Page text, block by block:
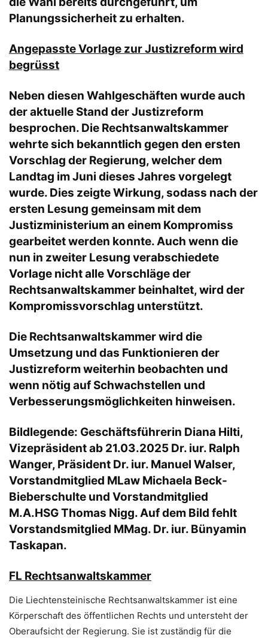
Planungssicherheit zu erhalten.
Angepasste Vorlage zur Justizreform wird
begrüsst
Neben diesen Wahlgeschäften wurde auch
der aktuelle Stand der Justizreform
besprochen. Die Rechtsanwaltskammer
wehrte sich bekanntlich gegen den ersten
Vorschlag der Regierung, welcher dem
Landtag im Juni dieses Jahres vorgelegt
wurde. Dies zeigte Wirkung, sodass nach der
ersten Lesung gemeinsam mit dem
Justizministerium an einem Kompromiss
gearbeitet werden konnte. Auch wenn die
nun in zweiter Lesung verabschiedete
Vorlage nicht alle Vorschläge der
Rechtsanwaltskammer beinhaltet, wird der
Kompromissvorschlag unterstützt.
Die Rechtsanwaltskammer wird die
Umsetzung und das Funktionieren der
Justizreform weiterhin beobachten und
wenn nötig auf Schwachstellen und
Verbesserungsmöglichkeiten hinweisen.
Bildlegende: Geschäftsführerin Diana Hilti,
Vizepräsident ab 21.03.2025 Dr. iur. Ralph
Wanger, Präsident Dr. iur. Manuel Walser,
Vorstandmitglied MLaw Michaela Beck-
Bieberschulte und Vorstandmitglied
M.A.HSG Thomas Nigg. Auf dem Bild fehlt
Vorstandsmitglied MMag. Dr. iur. Bünyamin
Taskapan.
FL Rechtsanwaltskammer
Die Liechtensteinische Rechtsanwaltskammer ist eine
Körperschaft des öffentlichen Rechts und untersteht der
Oberaufsicht der Regierung. Sie ist zuständig für die